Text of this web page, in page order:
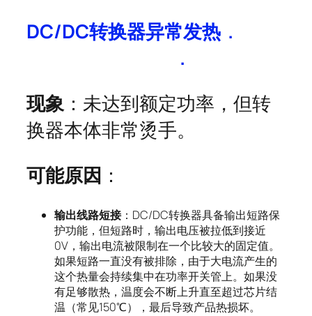
DC/DC转换器异常发热 .
.
现象：未达到额定功率，但转
换器本体非常烫手。
可能原因 ：
输出线路短接：DC/DC转换器具备输出短路保
护功能，但短路时，输出电压被拉低到接近
0V，输出电流被限制在一个比较大的固定值。
如果短路一直没有被排除，由于大电流产生的
这个热量会持续集中在功率开关管上。如果没
有足够散热，温度会不断上升直至超过芯片结
温（常见150℃），最后导致产品热损坏。